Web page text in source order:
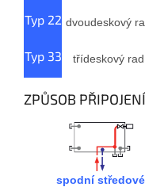
Typ 22 dvoudeskový
Typ 33 třídeskový
ZPŮSOB PŘIPOJENÍ
spodní středové